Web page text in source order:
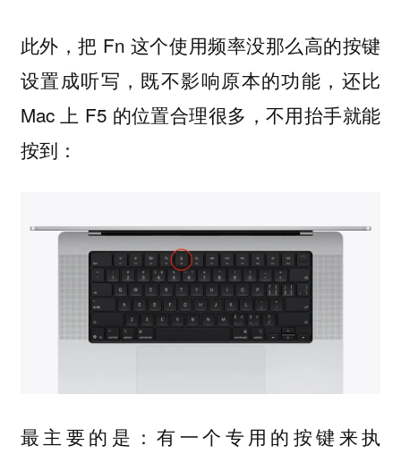
此外，把 Fn 这个使用频率没那么高的按键
设置成听写，既不影响原本的功能，还比
Mac 上 F5 的位置合理很多，不用抬手就能
按到：
最主要的是：有一个专用的按键来执